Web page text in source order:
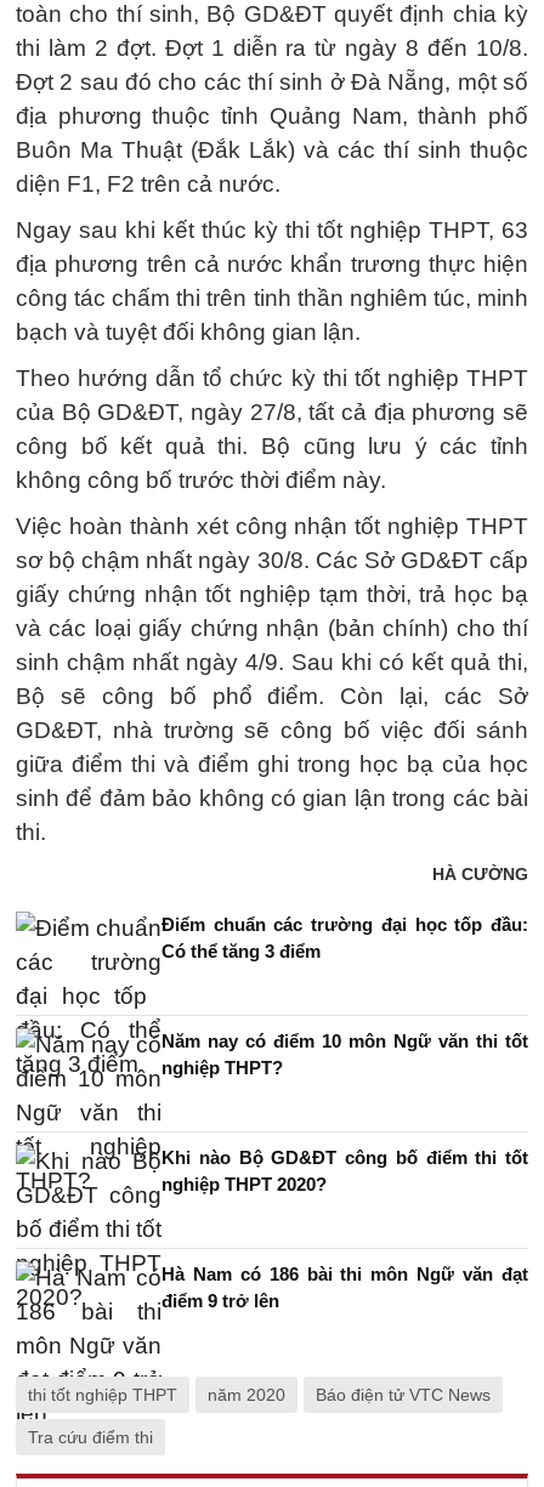
toàn cho thí sinh, Bộ GD&ĐT quyết định chia kỳ
thi làm 2 đợt. Đợt 1 diễn ra từ ngày 8 đến 10/8.
Đợt 2 sau đó cho các thí sinh ở Đà Nẵng, một số
địa phương thuộc tỉnh Quảng Nam, thành phố
Buôn Ma Thuật (Đắk Lắk) và các thí sinh thuộc
diện F1, F2 trên cả nước.
Ngay sau khi kết thúc kỳ thi tốt nghiệp THPT, 63
địa phương trên cả nước khẩn trương thực hiện
công tác chấm thi trên tinh thần nghiêm túc, minh
bạch và tuyệt đối không gian lận.
Theo hướng dẫn tổ chức kỳ thi tốt nghiệp THPT
của Bộ GD&ĐT, ngày 27/8, tất cả địa phương sẽ
công bố kết quả thi. Bộ cũng lưu ý các tỉnh
không công bố trước thời điểm này.
Việc hoàn thành xét công nhận tốt nghiệp THPT
sơ bộ chậm nhất ngày 30/8. Các Sở GD&ĐT cấp
giấy chứng nhận tốt nghiệp tạm thời, trả học bạ
và các loại giấy chứng nhận (bản chính) cho thí
sinh chậm nhất ngày 4/9. Sau khi có kết quả thi,
Bộ sẽ công bố phổ điểm. Còn lại, các Sở
GD&ĐT, nhà trường sẽ công bố việc đối sánh
giữa điểm thi và điểm ghi trong học bạ của học
sinh để đảm bảo không có gian lận trong các bài
thi.
HÀ CƯỜNG
Ðiểm chuẩn các trường đại học tốp ​đầu:
Có thể tăng 3 điểm
Năm nay có điểm 10 môn Ngữ văn thi tốt
nghiệp THPT?
Khi nào Bộ GD&ĐT công bố điểm thi tốt
nghiệp THPT 2020?
Hà Nam có 186 bài thi môn Ngữ văn đạt
điểm 9 trở lên
thi tốt nghiệp THPT năm 2020 Báo điện tử VTC News
Tra cứu điểm thi